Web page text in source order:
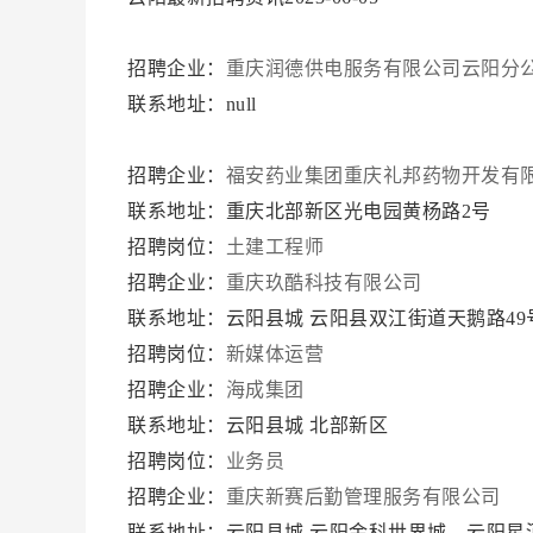
招聘企业： 重庆润德供电服务有限公司云阳分
联系地址：null
招聘企业： 福安药业集团重庆礼邦药物开发有
联系地址：重庆北部新区光电园黄杨路2号
招聘岗位： 土建工程师
招聘企业： 重庆玖酷科技有限公司
联系地址：云阳县城 云阳县双江街道天鹅路49
招聘岗位： 新媒体运营
招聘企业： 海成集团
联系地址：云阳县城 北部新区
招聘岗位： 业务员
招聘企业： 重庆新赛后勤管理服务有限公司